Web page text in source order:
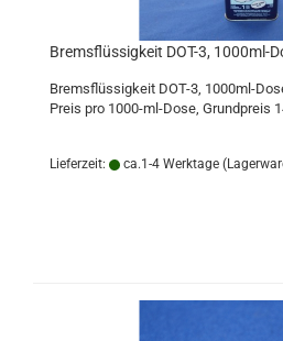
Bremsflüssigkeit DOT-3, 1000ml-
Bremsflüssigkeit DOT-3, 1000ml-
Preis pro 1000-ml-Dose, Grundpreis
Lieferzeit: ca.1-4 Werktage